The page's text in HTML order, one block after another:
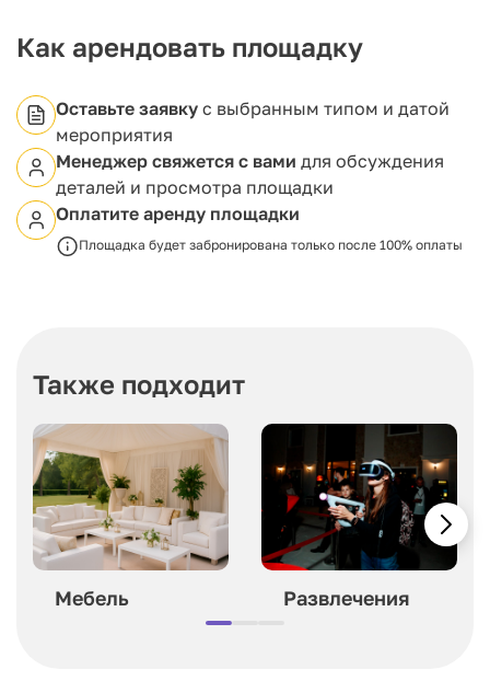
запоминающимися.
Как арендовать площадку
Оставьте заявку с выбранным типом и датой
мероприятия
Менеджер свяжется с вами для обсуждения
деталей и просмотра площадки
Оплатите аренду площадки
Площадка будет забронирована только после 100% оплаты
Также подходит
Мебель Развлечения